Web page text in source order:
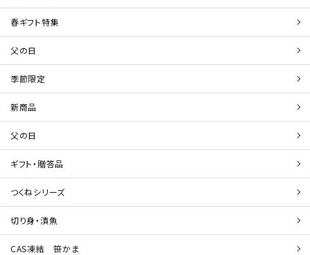
春ギフト特集
父の日
季節限定
新商品
父の日
ギフト・贈答品
つくねシリーズ
切り身・漬魚
CAS凍結 笹かま